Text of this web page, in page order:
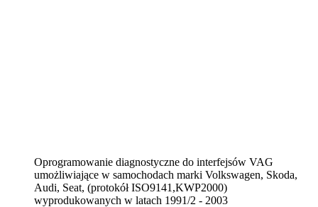
Oprogramowanie diagnostyczne do interfejsów VAG
umożliwiające w samochodach marki Volkswagen, Skoda,
Audi, Seat, (protokół ISO9141,KWP2000)
wyprodukowanych w latach 1991/2 - 2003